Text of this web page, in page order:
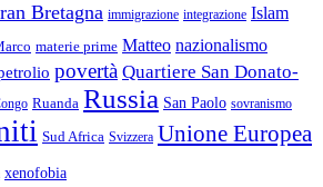
Bretagna immigrazione integrazione Islam
materie prime Matteo nazionalismo
povertà Quartiere San Donato-
Ruanda Russia San Paolo sovranismo
Sud Africa Svizzera Unione Europea
xenofobia